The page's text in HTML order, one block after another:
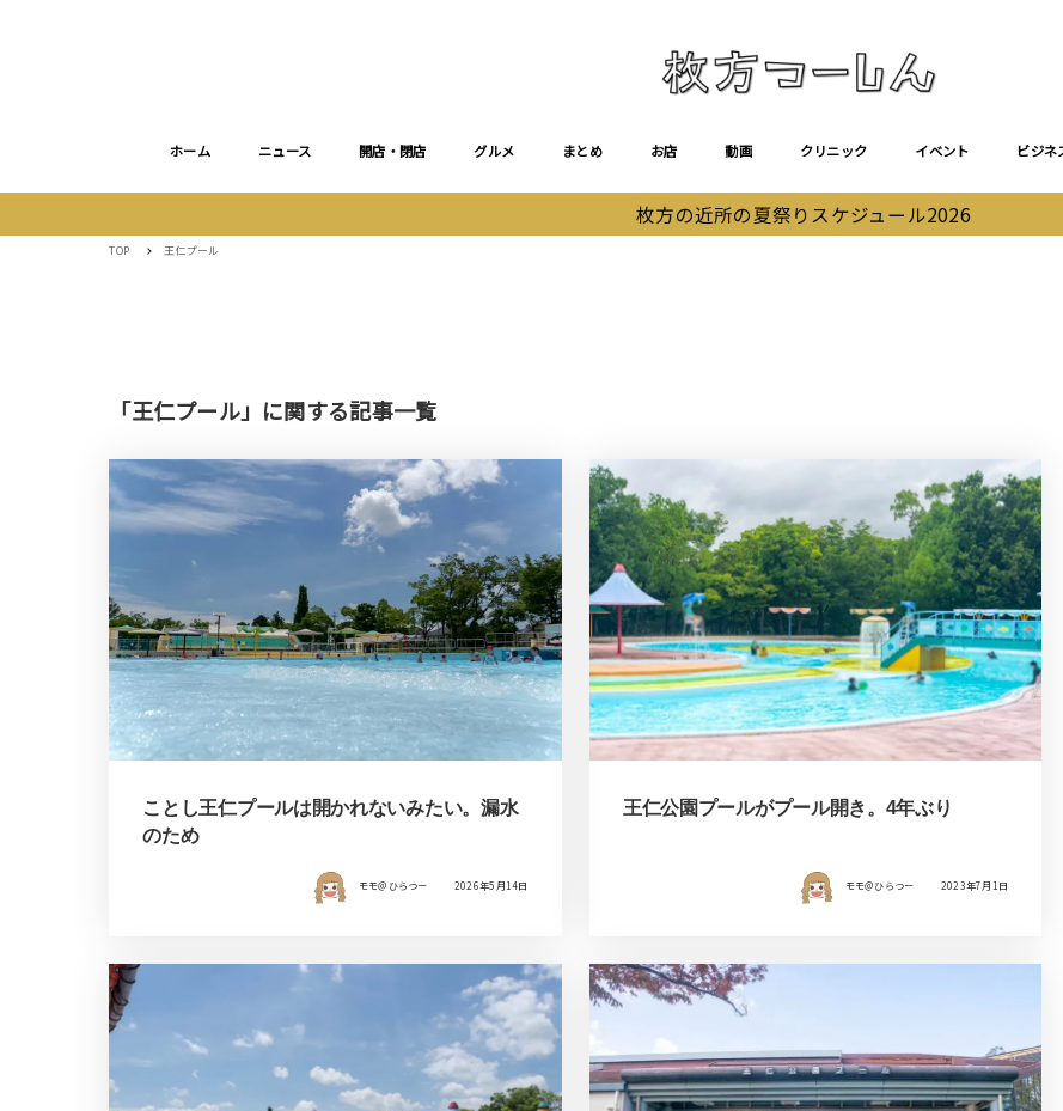
ホーム ニュース 開店・閉店 グルメ まとめ お店 動画 クリニック イベント ビジネ
枚方の近所の夏祭りスケジュール2026
TOP 王仁プール
「王仁プール」に関する記事一覧
ことし王仁プールは開かれないみたい。漏水
のため
モモ＠ひらつー 2026年5月14日
王仁公園プールがプール開き。4年ぶり
モモ＠ひらつー 2023年7月1日